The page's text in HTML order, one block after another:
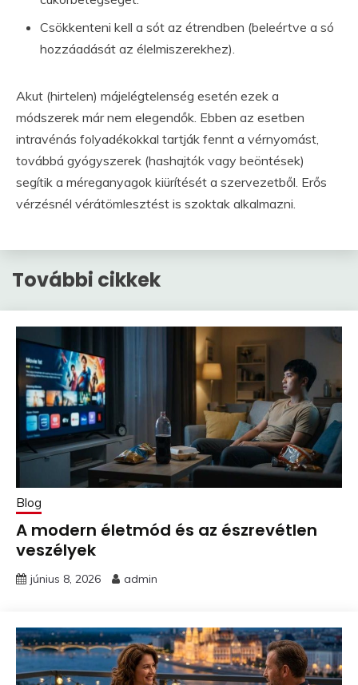
Csökkenteni kell a sót az étrendben (beleértve a só
hozzáadását az élelmiszerekhez).
Akut (hirtelen) májelégtelenség esetén ezek a
módszerek már nem elegendők. Ebben az esetben
intravénás folyadékokkal tartják fennt a vérnyomást,
továbbá gyógyszerek (hashajtók vagy beöntések)
segítik a méreganyagok kiürítését a szervezetből. Erős
vérzésnél vérátömlesztést is szoktak alkalmazni.
További cikkek
Blog
A modern életmód és az észrevétlen
veszélyek
június 8, 2026 admin